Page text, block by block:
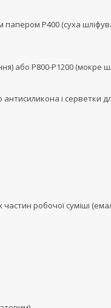
Р400 (суха
або Р800-Р1200 (мокре
і серветки
робочої суміші